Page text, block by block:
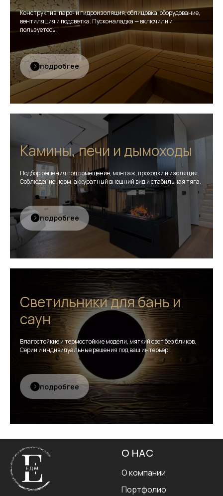
Конструктив, паро- и гидроизоляция, облицовка, оборудование,
вентиляция и подсветка. Пусконаладка — включили и
пользуетесь.
подробгее
Камины, печи и дымоходы
Подбор решения под помещение, монтаж, проходки и изоляция.
Соблюдение норм, аккуратный внешний вид и стабильная тяга.
подробгее
Светильники для бань и
саун
Влагостойкие и термостойкие модели, мягкий свет без бликов.
Серии и индивидуальные решения под ваш интерьер.
подробгее
О НАС
О компании
Портфолио